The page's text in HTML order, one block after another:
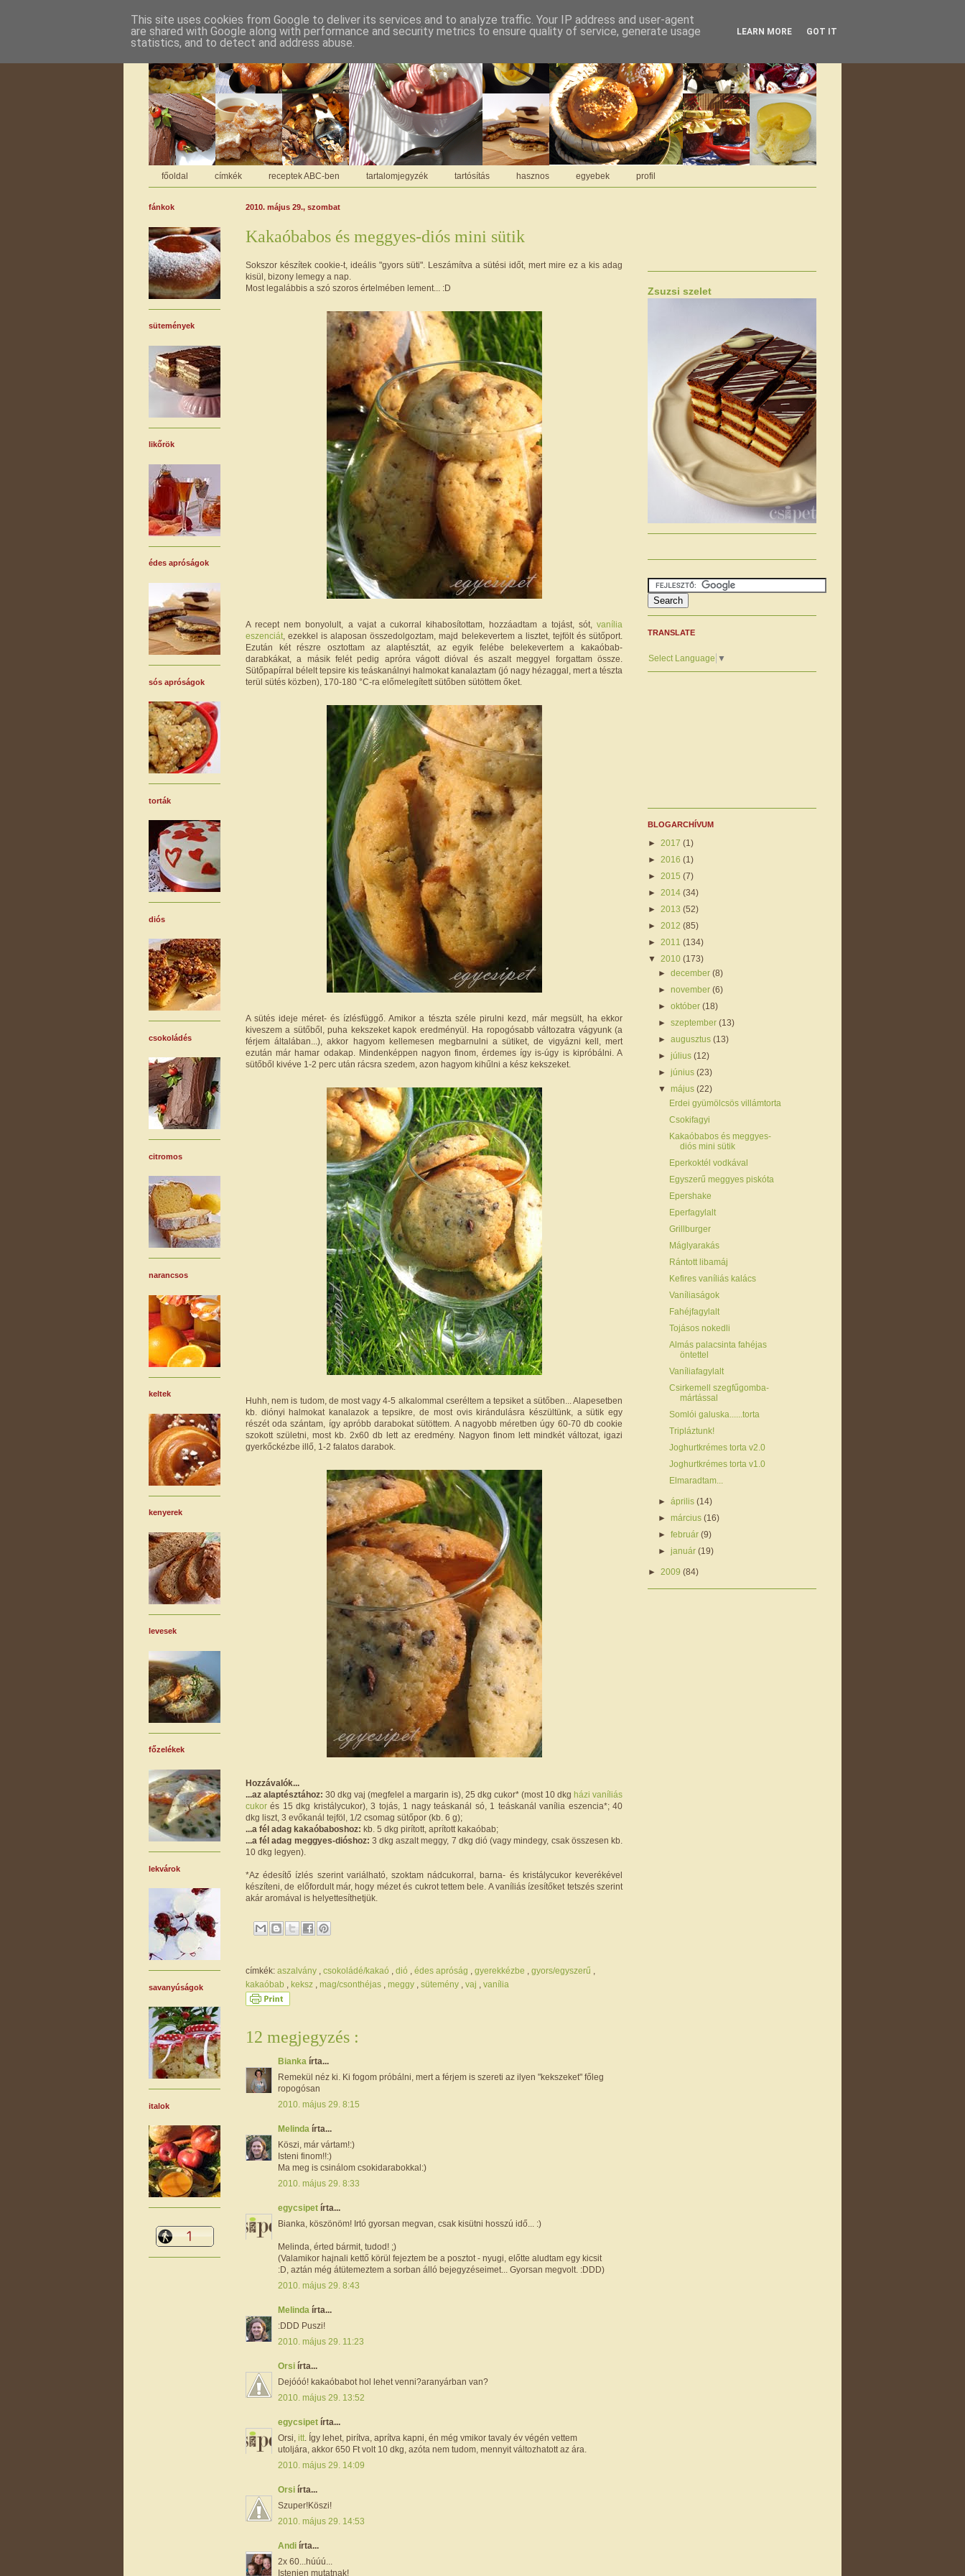
főoldal címkék receptek ABC-ben tartalomjegyzék tartósítás hasznos egyebek profil
2010. május 29., szombat
Kakaóbabos és meggyes-diós mini sütik
Sokszor készítek cookie-t, ideális "gyors süti". Leszámítva a sütési időt, mert mire ez a kis adag
kisül, bizony lemegy a nap.
Most legalábbis a szó szoros értelmében lement... :D
A recept nem bonyolult, a vajat a cukorral kihabosítottam, hozzáadtam a tojást, sót, vanília
eszenciát , ezekkel is alaposan összedolgoztam, majd belekevertem a lisztet, tejfölt és sütőport.
Ezután két részre osztottam az alaptésztát, az egyik felébe belekevertem a kakaóbab-
darabkákat, a másik felét pedig apróra vágott dióval és aszalt meggyel forgattam össze.
Sütőpapírral bélelt tepsire kis teáskanálnyi halmokat kanalaztam (jó nagy hézaggal, mert a tészta
terül sütés közben), 170-180 °C-ra előmelegített sütőben sütöttem őket.
A sütés ideje méret- és ízlésfüggő. Amikor a tészta széle pirulni kezd, már megsült, ha ekkor
kiveszem a sütőből, puha kekszeket kapok eredményül. Ha ropogósabb változatra vágyunk (a
férjem általában...), akkor hagyom kellemesen megbarnulni a sütiket, de vigyázni kell, mert
ezután már hamar odakap. Mindenképpen nagyon finom, érdemes így is-úgy is kipróbálni. A
sütőből kivéve 1-2 perc után rácsra szedem, azon hagyom kihűlni a kész kekszeket.
Huhh, nem is tudom, de most vagy 4-5 alkalommal cseréltem a tepsiket a sütőben... Alapesetben
kb. diónyi halmokat kanalazok a tepsikre, de most ovis kirándulásra készültünk, a sütik egy
részét oda szántam, így apróbb darabokat sütöttem. A nagyobb méretben úgy 60-70 db cookie
szokott születni, most kb. 2x60 db lett az eredmény. Nagyon finom lett mindkét változat, igazi
gyerkőckézbe illő, 1-2 falatos darabok.
Hozzávalók...
...az alaptésztához: 30 dkg vaj (megfelel a margarin is), 25 dkg cukor* (most 10 dkg házi vaníliás
cukorés 15 dkg kristálycukor), 3 tojás, 1 nagy teáskanál só, 1 teáskanál vanília eszencia*; 40
dkg liszt, 3 evőkanál tejföl, 1/2 csomag sütőpor (kb. 6 g);
...a fél adag kakaóbaboshoz: kb. 5 dkg pirított, aprított kakaóbab;
...a fél adag meggyes-dióshoz: 3 dkg aszalt meggy, 7 dkg dió (vagy mindegy, csak összesen kb.
10 dkg legyen).
*Az édesítő ízlés szerint variálható, szoktam nádcukorral, barna- és kristálycukor keverékével
készíteni, de előfordult már, hogy mézet és cukrot tettem bele. A vaníliás ízesítőket tetszés szerint
akár aromával is helyettesíthetjük.
címkék: aszalvány csokoládé/kakaó dió édes apróság gyerekkézbe gyors/egyszerű
kakaóbab
keksz mag/csonthéjas meggy sütemény vaj vanília
12 megjegyzés :
Bianka írta...
Remekül néz ki. Ki fogom próbálni, mert a férjem is szereti az ilyen "kekszeket" főleg
ropogósan
2010. május 29. 8:15
Melinda írta...
Köszi, már vártam!:)
Isteni finom!!:)
Ma meg is csinálom csokidarabokkal:)
2010. május 29. 8:33
egycsipet írta...
Bianka, köszönöm! Irtó gyorsan megvan, csak kisütni hosszú idő... :)
Melinda, érted bármit, tudod! ;)
(Valamikor hajnali kettő körül fejeztem be a posztot - nyugi, előtte aludtam egy kicsit
:D, aztán még átütemeztem a sorban álló bejegyzéseimet... Gyorsan megvolt. :DDD)
2010. május 29. 8:43
Melinda írta...
:DDD Puszi!
2010. május 29. 11:23
Orsi írta...
Dejóóó! kakaóbabot hol lehet venni?aranyárban van?
2010. május 29. 13:52
egycsipet írta...
Orsi, itt . Így lehet, pirítva, aprítva kapni, én még vmikor tavaly év végén vettem
utoljára, akkor 650 Ft volt 10 dkg, azóta nem tudom, mennyit változhatott az ára.
2010. május 29. 14:09
Orsi írta...
Szuper!Köszi!
2010. május 29. 14:53
Andi írta...
2x 60...húúú...
Istenien mutatnak!
fánkok
sütemények
likőrök
édes apróságok
sós apróságok
torták
diós
csokoládés
citromos
narancsos
keltek
kenyerek
levesek
főzelékek
lekvárok
savanyúságok
italok
Zsuzsi szelet
TRANSLATE
Select Language ▼
BLOGARCHÍVUM
► 2017 (1)
► 2016 (1)
► 2015 (7)
► 2014 (34)
► 2013 (52)
► 2012 (85)
► 2011 (134)
▼ 2010 (173)
►december(8)
►november(6)
►október(18)
►szeptember(13)
►augusztus(13)
►július(12)
►június(23)
▼május(22)
Erdei gyümölcsös villámtorta
Csokifagyi
Kakaóbabos és meggyes-
diós mini sütik
Eperkoktél vodkával
Egyszerű meggyes piskóta
Epershake
Eperfagylalt
Grillburger
Máglyarakás
Rántott libamáj
Kefires vaníliás kalács
Vaníliaságok
Fahéjfagylalt
Tojásos nokedli
Almás palacsinta fahéjas
öntettel
Vaníliafagylalt
Csirkemell szegfűgomba-
mártással
Somlói galuska......torta
Tripláztunk!
Joghurtkrémes torta v2.0
Joghurtkrémes torta v1.0
Elmaradtam...
►április(14)
►március(16)
►február(9)
►január(19)
► 2009 (84)
This site uses cookies from Google to deliver its services and to analyze traffic. Your IP address and user-agent
are shared with Google along with performance and security metrics to ensure quality of service, generate usage
statistics, and to detect and address abuse.
LEARN MORE GOT IT